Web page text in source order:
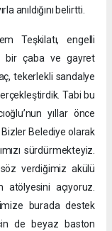
anıldığını belirtti.
Teşkilatı, engelli
bir çaba ve gayret
tekerlekli sandalye
Tabi bu
yıllar önce
Bizler Belediye olarak
sürdürmekteyiz.
verdiğimiz akülü
açıyoruz.
burada destek
de beyaz baston